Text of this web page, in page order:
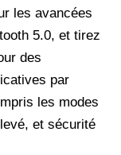
les avancées
5.0, et tirez
des
par
les modes
et sécurité